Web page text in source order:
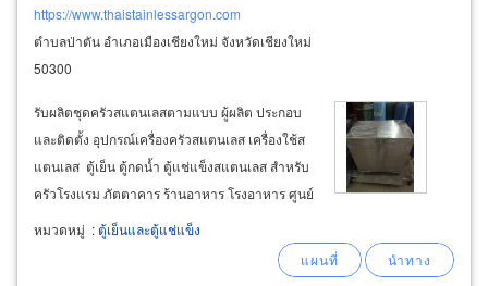
https://www.thaistainlessargon.com
ตำบลป่าตัน อำเภอเมืองเชียงใหม่ จังหวัดเชียงใหม่
50300
รับผลิตชุดครัวสแตนเลสตามแบบ ผู้ผลิต ประกอบ
และติดตั้ง อุปกรณ์เครื่องครัวสแตนเลส เครื่องใช้ส
แตนเลส ตู้เย็น ตู้กดน้ำ ตู้แช่แข็งสแตนเลส สำหรับ
ครัวโรงแรม ภัตตาคาร ร้านอาหาร โรงอาหาร ศูนย์
อาหาร ฟู้ดเซ็นเตอร์ ฟู้ดคอร์ท ครัวจีน ครัวไทย ครัว
ยุโรป ห้องเย็น และอุปกรณ์ของใช้ เครื่องใช้สแตน
หมวดหมู่ :ตู้เย็นและตู้แช่แข็ง